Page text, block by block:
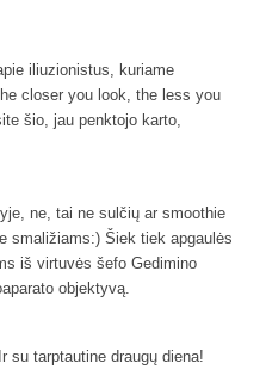
iliuzionistus, kuriame
closer you look, the less you
šio, jau penktojo karto,
ne, tai ne sulčių ar smoothie
smaližiams:) Šiek tiek apgaulės
iš virtuvės šefo Gedimino
objektyvą.
su tarptautine draugų diena!